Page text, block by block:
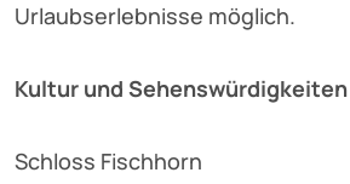
Urlaubserlebnisse möglich.
Kultur und Sehenswürdigkeiten
Schloss Fischhorn